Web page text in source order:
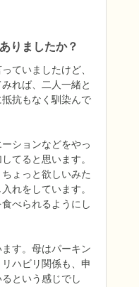
りましたか？
ていましたけど、
れば、二人一緒と
抗もなく馴染んで
ションなどをやっ
てると思います。
ょっと欲しいみた
れをしています。
べられるようにし
す。母はパーキン
ハビリ関係も、申
という感じでし